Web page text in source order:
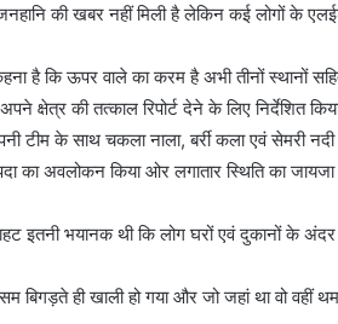
की खबर नहीं मिली है लेकिन कई लोगों के
है कि ऊपर वाले का करम है अभी तीनों स्थानों
क्षेत्र की तत्काल रिपोर्ट देने के लिए निर्देशित
टीम के साथ चकला नाला, बर्री कला एवं सेमरी
का अवलोकन किया ओर लगातार स्थिति का
इतनी भयानक थी कि लोग घरों एवं दुकानों के
बिगड़ते ही खाली हो गया और जो जहां था वो